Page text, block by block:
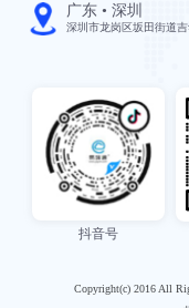
广东 • 深圳
深圳市龙岗区坂田街道
抖音号
Copyright(c) 2016 All